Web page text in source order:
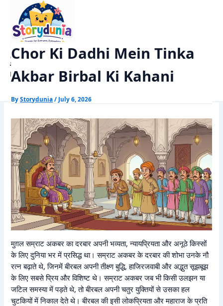
content
StoryDunia
Kids Stories
Akbar Birbal Stories
Chor Ki Dadhi Mein Tinka Akbar Birbal Ki Kahani
Chor Ki Dadhi Mein Tinka
Akbar Birbal Ki Kahani
ByStorydunia/ July 6, 2026
मुग़ल सम्राट अकबर का दरबार अपनी भव्यता, न्यायप्रियता और अनूठे किस्सों
के लिए दुनिया भर में प्रसिद्ध था। सम्राट अकबर के दरबार की शोभा उनके नौ
रत्न बढ़ाते थे, जिनमें बीरबल अपनी तीक्ष्ण बुद्धि, हाजिरजवाबी और अद्भुत सूझबूझ
के लिए सबसे प्रिय और विशिष्ट थे। सम्राट अकबर जब भी किसी उलझन या
जटिल समस्या में पड़ते थे, तो बीरबल अपनी चतुर युक्तियों से उसका हल
चुटकियों में निकाल देते थे। बीरबल की इसी लोकप्रियता और महाराज के प्रति